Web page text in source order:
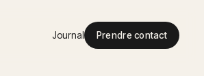
Journal Prendre contact